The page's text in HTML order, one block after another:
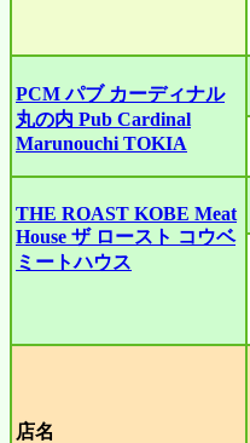
PCM パブ カーディナル
丸の内 Pub Cardinal
Marunouchi TOKIA
THE ROAST KOBE Meat
House ザ ロースト コウベ
ミートハウス
店名